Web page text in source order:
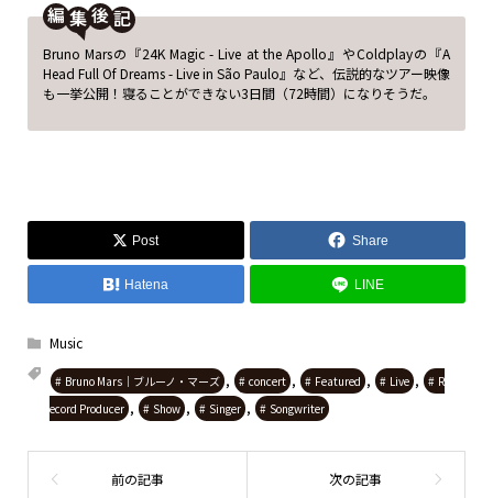
編
後
Bruno Marsの『24K Magic - Live at the Apollo』やColdplayの『A
Head Full Of Dreams - Live in São Paulo』など、伝説的なツアー映像
も一挙公開！寝ることができない3日間（72時間）になりそうだ。
Post Share
Hatena LINE
Music
Bruno Mars｜ブルーノ・マーズ , concert , Featured , Live ,
R
ecord Producer , Show , Singer , Songwriter